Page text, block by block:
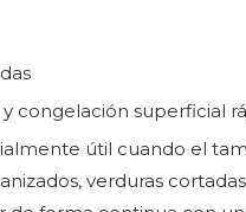
congelación superficial
útil cuando el
verduras